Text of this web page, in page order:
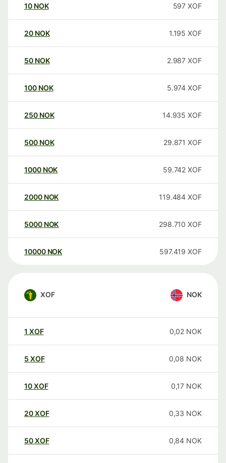
10 NOK 597 XOF
20 NOK 1.195 XOF
50 NOK 2.987 XOF
100 NOK 5.974 XOF
250 NOK 14.935 XOF
500 NOK 29.871 XOF
1000 NOK 59.742 XOF
2000 NOK 119.484 XOF
5000 NOK 298.710 XOF
10000 NOK 597.419 XOF
XOF NOK
1 XOF 0,02 NOK
5 XOF 0,08 NOK
10XOF 0,17 NOK
20XOF 0,33 NOK
50XOF 0,84 NOK